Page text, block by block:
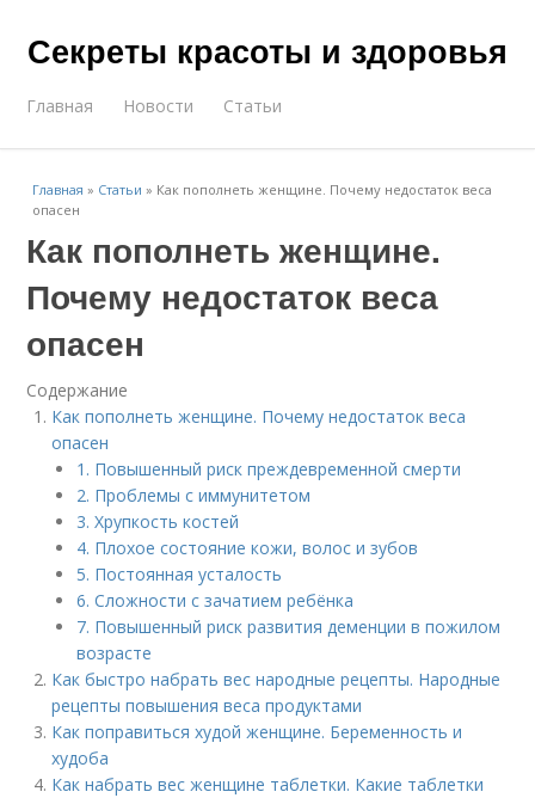
Секреты красоты и здоровья
Главная Новости Статьи
Главная » Статьи » Как пополнеть женщине. Почему недостаток веса
опасен
Как пополнеть женщине.
Почему недостаток веса
опасен
Содержание
Как пополнеть женщине. Почему недостаток веса
опасен
1. Повышенный риск преждевременной смерти
2. Проблемы с иммунитетом
3. Хрупкость костей
4. Плохое состояние кожи, волос и зубов
5. Постоянная усталость
6. Сложности с зачатием ребёнка
7. Повышенный риск развития деменции в пожилом
возрасте
Как быстро набрать вес народные рецепты. Народные
рецепты повышения веса продуктами
Как поправиться худой женщине. Беременность и
худоба
Как набрать вес женщине таблетки. Какие таблетки